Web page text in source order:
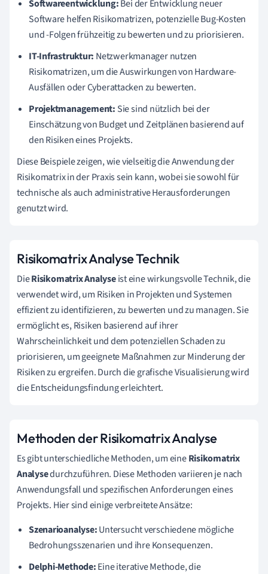
Softwareentwicklung:Bei der Entwicklung neuer
Software helfen Risikomatrizen, potenzielle Bug-Kosten
und -Folgen frühzeitig zu bewerten und zu priorisieren.
IT-Infrastruktur: Netzwerkmanager nutzen
Risikomatrizen, um die Auswirkungen von Hardware-
Ausfällen oder Cyberattacken zu bewerten.
Projektmanagement: Sie sind nützlich bei der
Einschätzung von Budget und Zeitplänen basierend auf
den Risiken eines Projekts.
Diese Beispiele zeigen, wie vielseitig die Anwendung der
Risikomatrix in der Praxis sein kann, wobei sie sowohl für
technische als auch administrative Herausforderungen
genutzt wird.
Risikomatrix Analyse Technik
DieRisikomatrix Analyseist eine wirkungsvolle Technik, die
verwendet wird, um Risiken in Projekten und Systemen
effizient zu identifizieren, zu bewerten und zu managen. Sie
ermöglicht es, Risiken basierend auf ihrer
Wahrscheinlichkeit und dem potenziellen Schaden zu
priorisieren, um geeignete Maßnahmen zur Minderung der
Risiken zu ergreifen. Durch die grafische Visualisierung wird
die Entscheidungsfindung erleichtert.
Methoden der Risikomatrix Analyse
Es gibt unterschiedliche Methoden, um eineRisikomatrix
Analysedurchzuführen. Diese Methoden variieren je nach
Anwendungsfall und spezifischen Anforderungen eines
Projekts. Hier sind einige verbreitete Ansätze:
Szenarioanalyse:Untersucht verschiedene mögliche
Bedrohungsszenarien und ihre Konsequenzen.
Delphi-Methode:Eine iterative Methode, die